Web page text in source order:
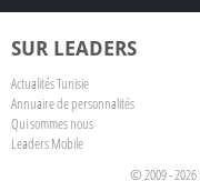
SUR LEADERS
Actualités Tunisie
Annuaire de personnalités
Qui sommes nous
Leaders Mobile
© 2009 - 2026